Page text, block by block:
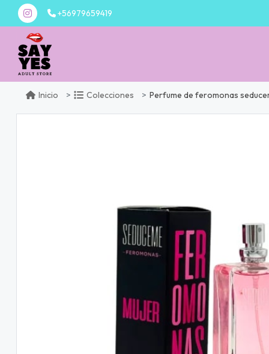
+56979659419
Inicio Colecciones Perfume de feromonas